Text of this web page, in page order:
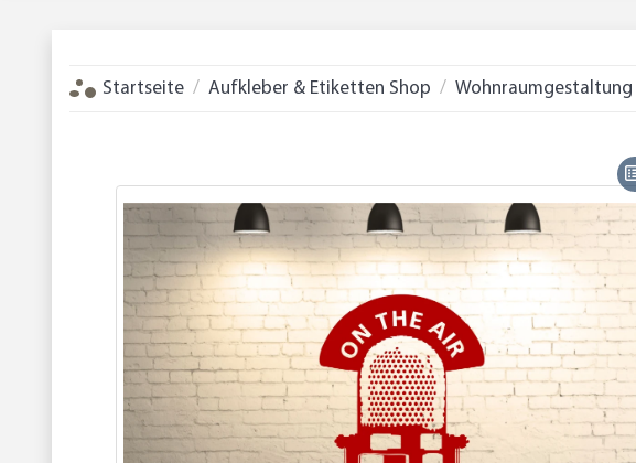
Startseite Aufkleber & Etiketten Shop Wohnraumgestaltung